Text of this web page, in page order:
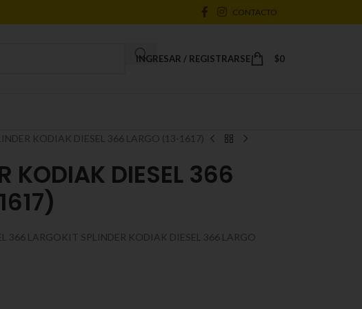
CONTACTO
INGRESAR / REGISTRARSE $0
KODIAK DIESEL 366 LARGO (13-1617)
KODIAK DIESEL 366
366 LARGOKIT SPLINDER KODIAK DIESEL 366 LARGO